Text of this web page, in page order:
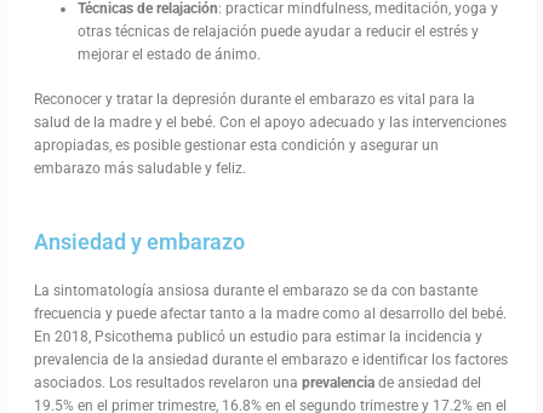
Técnicas de relajación: practicar mindfulness, meditación, yoga y
otras técnicas de relajación puede ayudar a reducir el estrés y
mejorar el estado de ánimo.
Reconocer y tratar la depresión durante el embarazo es vital para la
salud de la madre y el bebé. Con el apoyo adecuado y las intervenciones
apropiadas, es posible gestionar esta condición y asegurar un
embarazo más saludable y feliz.
Ansiedad y embarazo
La sintomatología ansiosa durante el embarazo se da con bastante
frecuencia y puede afectar tanto a la madre como al desarrollo del bebé.
En 2018, Psicothema publicó un estudio para estimar la incidencia y
prevalencia de la ansiedad durante el embarazo e identificar los factores
asociados. Los resultados revelaron unaprevalencia de ansiedad del
19.5% en el primer trimestre, 16.8% en el segundo trimestre y 17.2% en el